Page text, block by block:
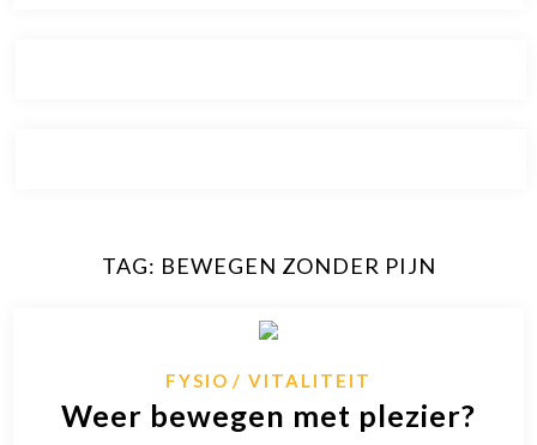
TAG: BEWEGEN ZONDER PIJN
FYSIO VITALITEIT
Weer bewegen met plezier?